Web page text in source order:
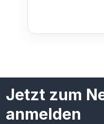
Jetzt zum
anmelden